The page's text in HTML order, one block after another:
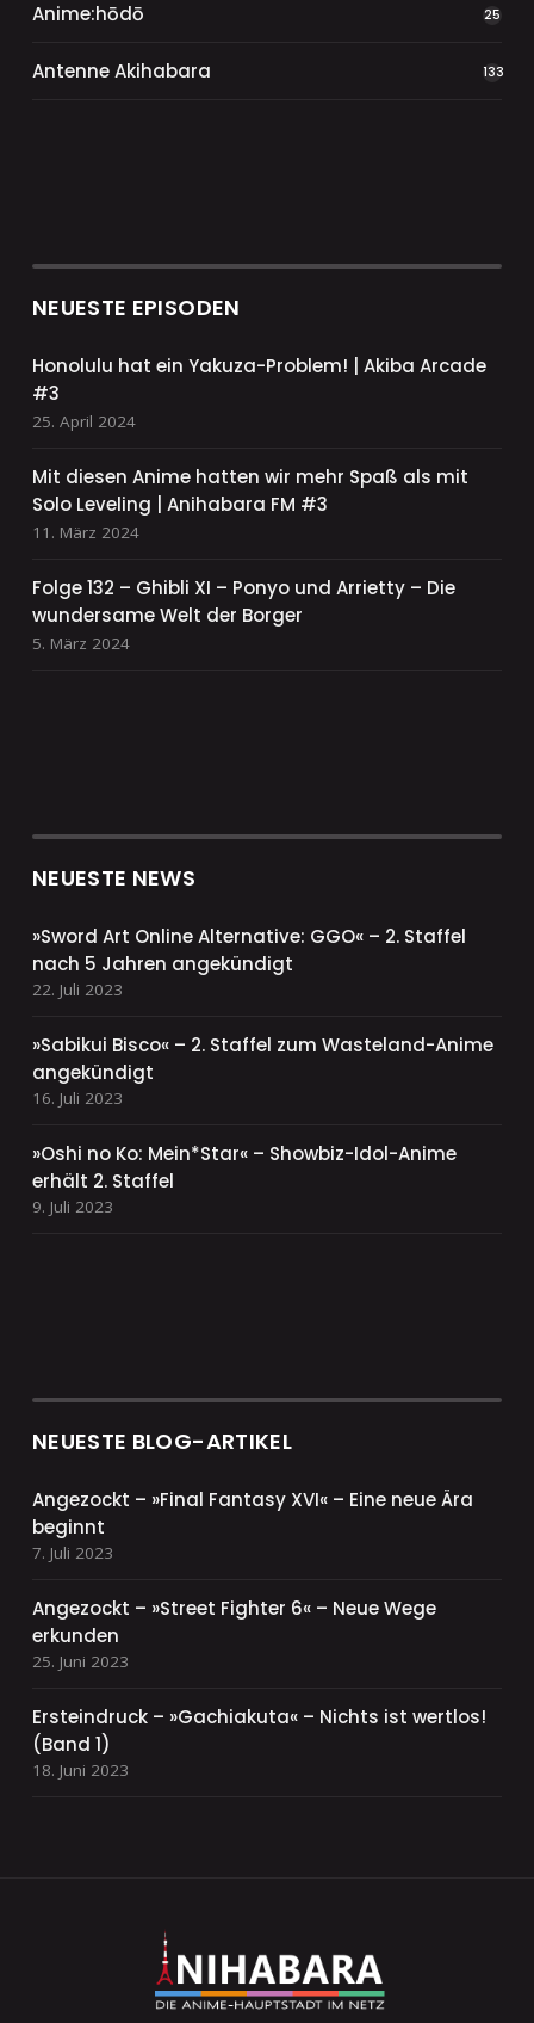
Anime:hōdō 25
Antenne Akihabara 133
NEUESTE EPISODEN
Honolulu hat ein Yakuza-Problem! | Akiba Arcade
#3
25. April 2024
Mit diesen Anime hatten wir mehr Spaß als mit
Solo Leveling | Anihabara FM #3
11. März 2024
Folge 132 – Ghibli XI – Ponyo und Arrietty – Die
wundersame Welt der Borger
5. März 2024
NEUESTE NEWS
»Sword Art Online Alternative: GGO« – 2. Staffel
nach 5 Jahren angekündigt
22. Juli 2023
»Sabikui Bisco« – 2. Staffel zum Wasteland-Anime
angekündigt
16. Juli 2023
»Oshi no Ko: Mein*Star« – Showbiz-Idol-Anime
erhält 2. Staffel
9. Juli 2023
NEUESTE BLOG-ARTIKEL
Angezockt – »Final Fantasy XVI« – Eine neue Ära
beginnt
7. Juli 2023
Angezockt – »Street Fighter 6« – Neue Wege
erkunden
25. Juni 2023
Ersteindruck – »Gachiakuta« – Nichts ist wertlos!
(Band 1)
18. Juni 2023